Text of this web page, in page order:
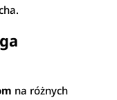
na różnych